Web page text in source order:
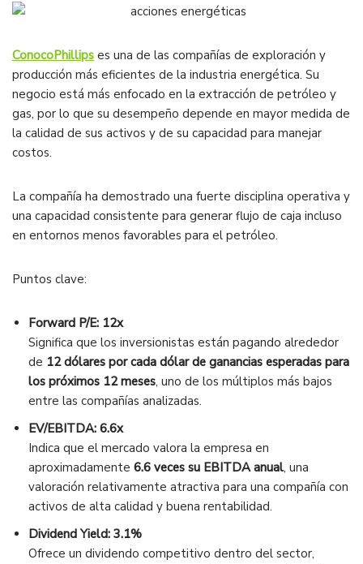
ConocoPhillips es una de las compañías de exploración y
producción más eficientes de la industria energética. Su
negocio está más enfocado en la extracción de petróleo y
gas, por lo que su desempeño depende en mayor medida de
la calidad de sus activos y de su capacidad para manejar
costos.
La compañía ha demostrado una fuerte disciplina operativa y
una capacidad consistente para generar flujo de caja incluso
en entornos menos favorables para el petróleo.
Puntos clave:
Forward P/E: 12x
Significa que los inversionistas están pagando alrededor
de 12 dólares por cada dólar de ganancias esperadas para
los próximos 12 meses, uno de los múltiplos más bajos
entre las compañías analizadas.
EV/EBITDA: 6.6x
Indica que el mercado valora la empresa en
aproximadamente 6.6 veces su EBITDA anual, una
valoración relativamente atractiva para una compañía con
activos de alta calidad y buena rentabilidad.
Dividend Yield: 3.1%
Ofrece un dividendo competitivo dentro del sector,